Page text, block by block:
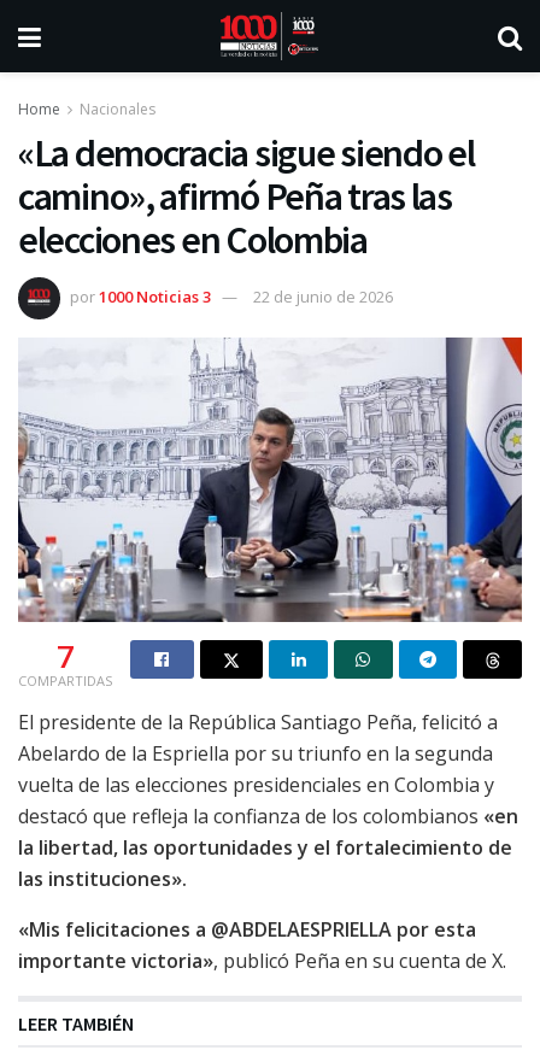
Home Nacionales
«La democracia sigue siendo el
camino», afirmó Peña tras las
elecciones en Colombia
por1000 Noticias 3 22 de junio de 2026
7
COMPARTIDAS
El presidente de la República Santiago Peña, felicitó a
Abelardo de la Espriella por su triunfo en la segunda
vuelta de las elecciones presidenciales en Colombia y
destacó que refleja la confianza de los colombianos «en
la libertad, las oportunidades y el fortalecimiento de
las instituciones».
«Mis felicitaciones a @ABDELAESPRIELLA por esta
importante victoria», publicó Peña en su cuenta de X.
LEER TAMBIÉN